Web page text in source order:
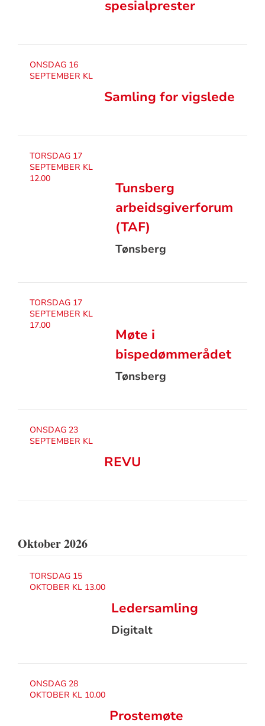
spesialprester
ONSDAG 16
SEPTEMBER KL
Samling for vigslede
TORSDAG 17
SEPTEMBER KL
12.00
Tunsberg
arbeidsgiverforum
(TAF)
Tønsberg
TORSDAG 17
SEPTEMBER KL
17.00
Møte i
bispedømmerådet
Tønsberg
ONSDAG 23
SEPTEMBER KL
REVU
Oktober 2026
TORSDAG 15
OKTOBER KL 13.00
Ledersamling
Digitalt
ONSDAG 28
OKTOBER KL 10.00
Prostemøte